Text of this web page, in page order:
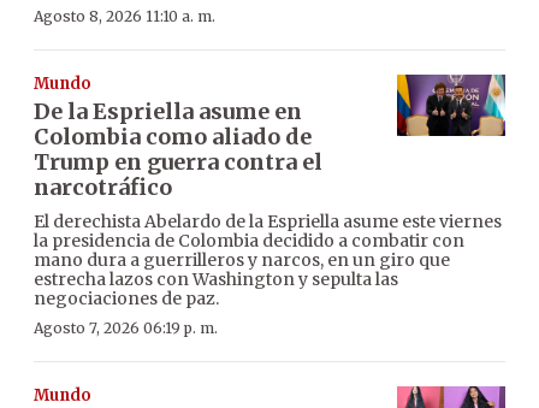
Agosto 8, 2026 11:10 a. m.
Mundo
De la Espriella asume en
Colombia como aliado de
Trump en guerra contra el
narcotráfico
El derechista Abelardo de la Espriella asume este viernes
la presidencia de Colombia decidido a combatir con
mano dura a guerrilleros y narcos, en un giro que
estrecha lazos con Washington y sepulta las
negociaciones de paz.
Agosto 7, 2026 06:19 p. m.
Mundo